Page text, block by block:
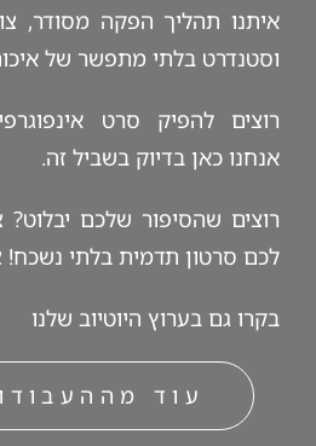
איתנו תהליך הפקה מסודר,
וסטנדרט בלתי מתפשר של
רוצים להפיק סרט
אנחנו כאן בדיוק בשביל זה.
רוצים שהסיפור שלכם יבלוט?
לכם סרטון תדמית בלתי נשכח!
בקרו גם בערוץ היוטיובשלנו
עוד